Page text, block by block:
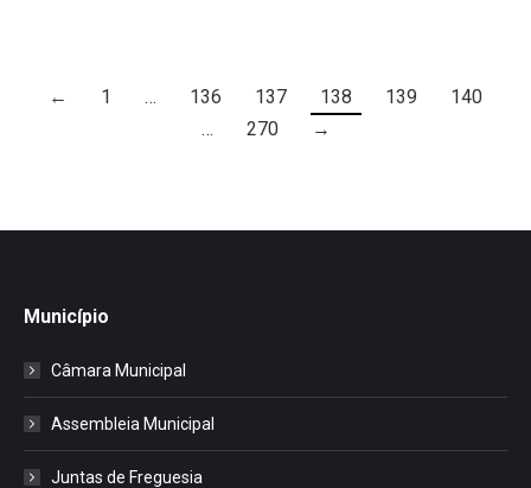
← 1 … 136 137 138 139
140
…
270 →
Município
Câmara Municipal
Assembleia Municipal
Juntas de Freguesia